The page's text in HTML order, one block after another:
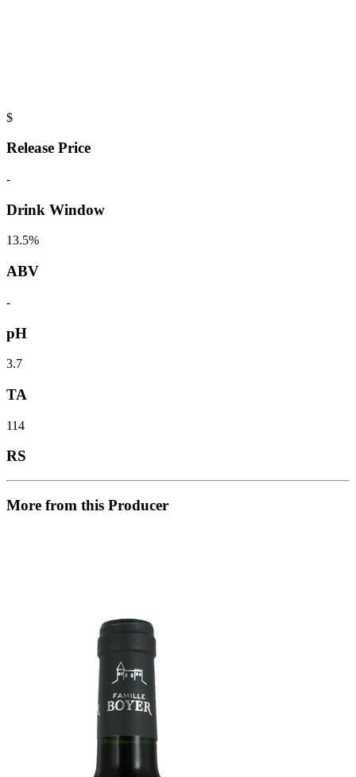
$
Release Price
-
Drink Window
13.5%
ABV
-
pH
3.7
TA
114
RS
More from this Producer